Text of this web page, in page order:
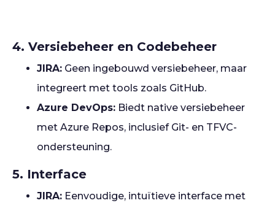
4. Versiebeheer en Codebeheer
JIRA: Geen ingebouwd versiebeheer, maar
integreert met tools zoals GitHub.
Azure DevOps: Biedt native versiebeheer
met Azure Repos, inclusief Git- en TFVC-
ondersteuning.
5. Interface
JIRA: Eenvoudige, intuïtieve interface met